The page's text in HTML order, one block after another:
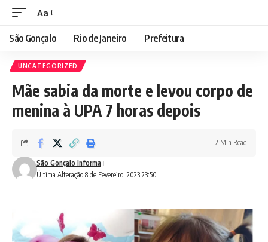
Aa
São Gonçalo Rio de Janeiro Prefeitura
UNCATEGORIZED
Mãe sabia da morte e levou corpo de
menina à UPA 7 horas depois
Última Alteração 8 de Fevereiro, 2023 23:50
São Gonçalo Informa
2 Min Read